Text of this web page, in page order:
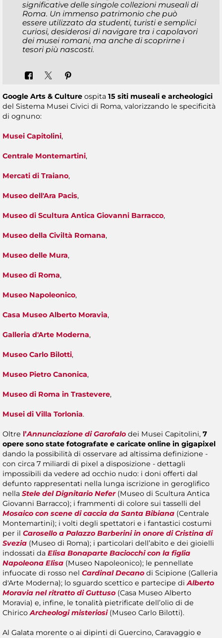
significative delle singole collezioni museali di
Roma. Un immenso patrimonio che può
essere utilizzato da studenti, turisti e semplici
curiosi, desiderosi di navigare tra i capolavori
dei musei romani, ma anche di scoprirne i
tesori più nascosti.
Google Arts & Culture ospita 15 siti museali e archeologici
del Sistema Musei Civici di Roma, valorizzando le specificità
di ognuno:
Musei Capitolini,
Centrale Montemartini,
Mercati di Traiano,
Museo dell'Ara Pacis,
Museo di Scultura Antica Giovanni Barracco,
Museo della Civiltà Romana,
Museo delle Mura,
Museo di Roma,
Museo Napoleonico,
Casa Museo Alberto Moravia,
Galleria d'Arte Moderna,
Museo Carlo Bilotti,
Museo Pietro Canonica,
Museo di Roma in Trastevere,
Musei di Villa Torlonia.
Oltre l’Annunciazione di Garofalo dei Musei Capitolini, 7
opere sono state fotografate e caricate online in gigapixel
dando la possibilità di osservare ad altissima definizione -
con circa 7 miliardi di pixel a disposizione - dettagli
impossibili da vedere ad occhio nudo: i doni offerti dal
defunto rappresentati nella lunga iscrizione in geroglifico
nella Stele del Dignitario Nefer (Museo di Scultura Antica
Giovanni Barracco); i frammenti di colore sui tasselli del
Mosaico con scene di caccia da Santa Bibiana (Centrale
Montemartini); i volti degli spettatori e i fantastici costumi
per il Carosello a Palazzo Barberini in onore di Cristina di
Svezia (Museo di Roma); i particolari dell’abito e dei gioielli
indossati da Elisa Bonaparte Baciocchi con la figlia
Napoleona Elisa (Museo Napoleonico); le pennellate
infuocate di rosso nel Cardinal Decano di Scipione (Galleria
d'Arte Moderna); lo sguardo scettico e partecipe diAlberto
Moravia nel ritratto di Guttuso (Casa Museo Alberto
Moravia) e, infine, le tonalità pietrificate dell’olio di de
ChiricoArcheologi misteriosi (Museo Carlo Bilotti).
Al Galata morente o ai dipinti di Guercino, Caravaggio e